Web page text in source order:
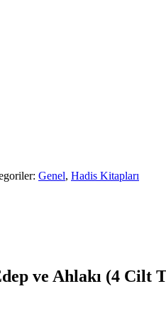
Genel, Hadis Kitapları
ve Ahlakı (4 Cilt